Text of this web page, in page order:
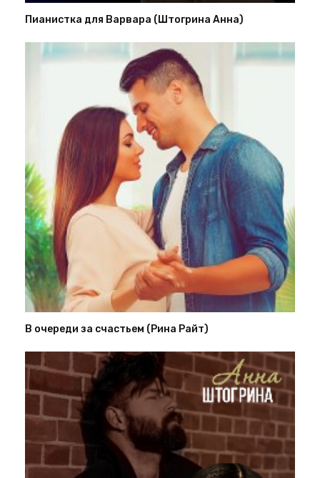
Пианистка для Варвара (Штогрина Анна)
В очереди за счастьем (Рина Райт)